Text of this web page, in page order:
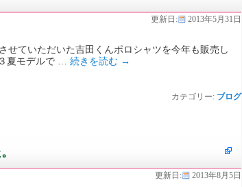
更新日: 2013年5月31日
いただいた吉田くんポロシャツを今年も販売し
夏モデルで … 続きを読む →
カテゴリー: ブログ
更新日: 2013年8月5日